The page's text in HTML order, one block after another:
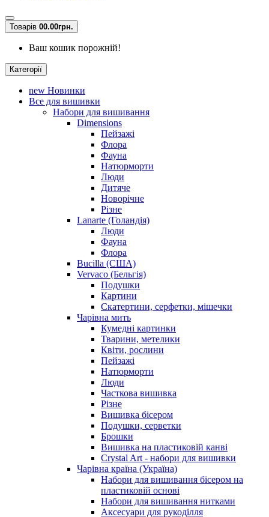
Товарів 00.00грн.
Ваш кошик порожній!
Категорії
new Новинки
Все для вишивки
Набори для вишивання
Dimensions
Пейзажі
Флора
Фауна
Натюрморти
Люди
Дитяче
Новорічне
Різне
Lanarte (Голандія)
Люди
Фауна
Флора
Bucilla (США)
Vervaco (Бельгія)
Подушки
Картини
Скатертини, серфетки, мішечки
Чарiвна мить
Кумедні картинки
Тварини, метелики
Квіти, рослини
Пейзажі
Натюрморти
Люди
Часткова вишивка
Різне
Вишивка бісером
Подушки, серветки
Брошки
Вишивка на пластиковій канві
Crystal Art - набори для вишивки
Чарівна країна (Україна)
Набори для вишивання бісером на
пластиковій основі
Набори для вишивання нитками
Аксесуари для рукоділля